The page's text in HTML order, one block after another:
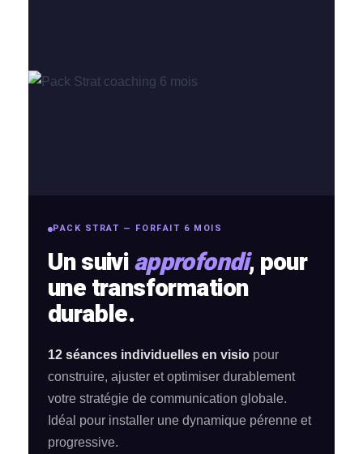
PACK STRAT — FORFAIT 6 MOIS
Un suiviapprofondi, pour
une transformation
durable.
12 séances individuelles en visio pour
construire, ajuster et optimiser durablement
votre stratégie de communication globale.
Idéal pour installer une dynamique pérenne et
progressive.